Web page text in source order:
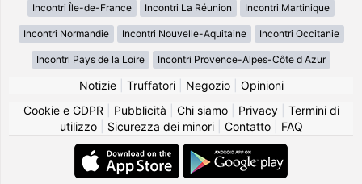
Incontri Île-de-France Incontri La Réunion Incontri Martinique
Incontri Normandie Incontri Nouvelle-Aquitaine Incontri Occitanie
Incontri Pays de la Loire Incontri Provence-Alpes-Côte d Azur
Notizie| Truffatori| Negozio| Opinioni
Cookie e GDPR
Pubblicità Chi siamo| Privacy| Termini di
utilizzo| Sicurezza dei minori| Contatto| FAQ